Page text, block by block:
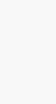
Kimi，请务必在每